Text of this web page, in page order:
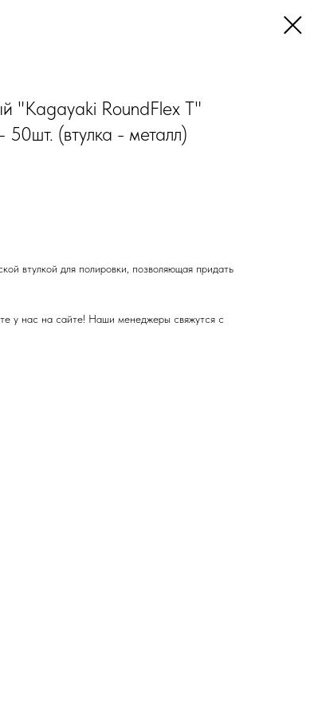
"Kagayaki RoundFlex Т"
(втулка - металл)
втулкой для полировки, позволяющая придать
у нас на сайте! Наши менеджеры свяжутся с